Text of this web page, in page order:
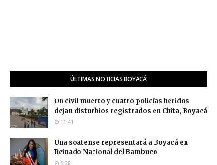
ÚLTIMAS NOTICIAS BOYACÁ
Un civil muerto y cuatro policías heridos
dejan disturbios registrados en Chita, Boyacá
11:41
Una soatense representará a Boyacá en
Reinado Nacional del Bambuco
5:38